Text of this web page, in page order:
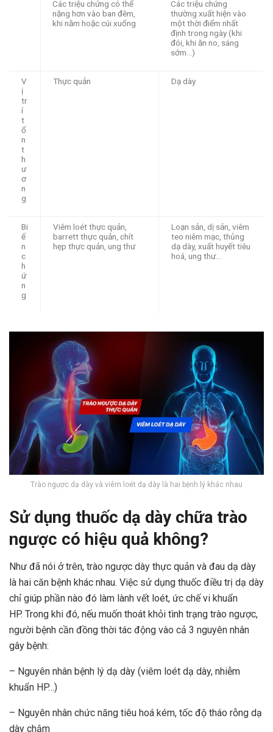
Các triệu chứng có thể
nặng hơn vào ban đêm,
khi nằm hoặc cúi xuống
Các triệu chứng
thường xuất hiện vào
một thời điểm nhất
định trong ngày (khi
đói, khi ăn no, sáng
sớm…)
V
ị
tr
í
t
ổ
n
t
h
ư
ơ
n
g
Thực quản Dạ dày
Bi
ế
n
c
h
ứ
n
g
Viêm loét thực quản,
barrett thực quản, chít
hẹp thực quản, ung thư
Loạn sản, dị sản, viêm
teo niêm mạc, thủng
dạ dày, xuất huyết tiêu
hoá, ung thư…
Trào ngược dạ dày và viêm loét dạ dày là hai bệnh lý khác nhau
Sử dụng thuốc dạ dày chữa trào
ngược có hiệu quả không?
Như đã nói ở trên, trào ngược dày thực quản và đau dạ dày
là hai căn bệnh khác nhau. Việc sử dụng thuốc điều trị dạ dày
chỉ giúp phần nào đó làm lành vết loét, ức chế vi khuẩn
HP. Trong khi đó, nếu muốn thoát khỏi tình trạng trào ngược,
người bệnh cần đồng thời tác động vào cả 3 nguyên nhân
gây bệnh:
– Nguyên nhân bệnh lý dạ dày (viêm loét dạ dày, nhiễm
khuẩn HP…)
– Nguyên nhân chức năng tiêu hoá kém, tốc độ tháo rỗng dạ
dày chậm